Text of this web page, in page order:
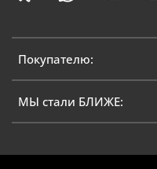
Покупателю:
МЫ стали БЛИЖЕ: